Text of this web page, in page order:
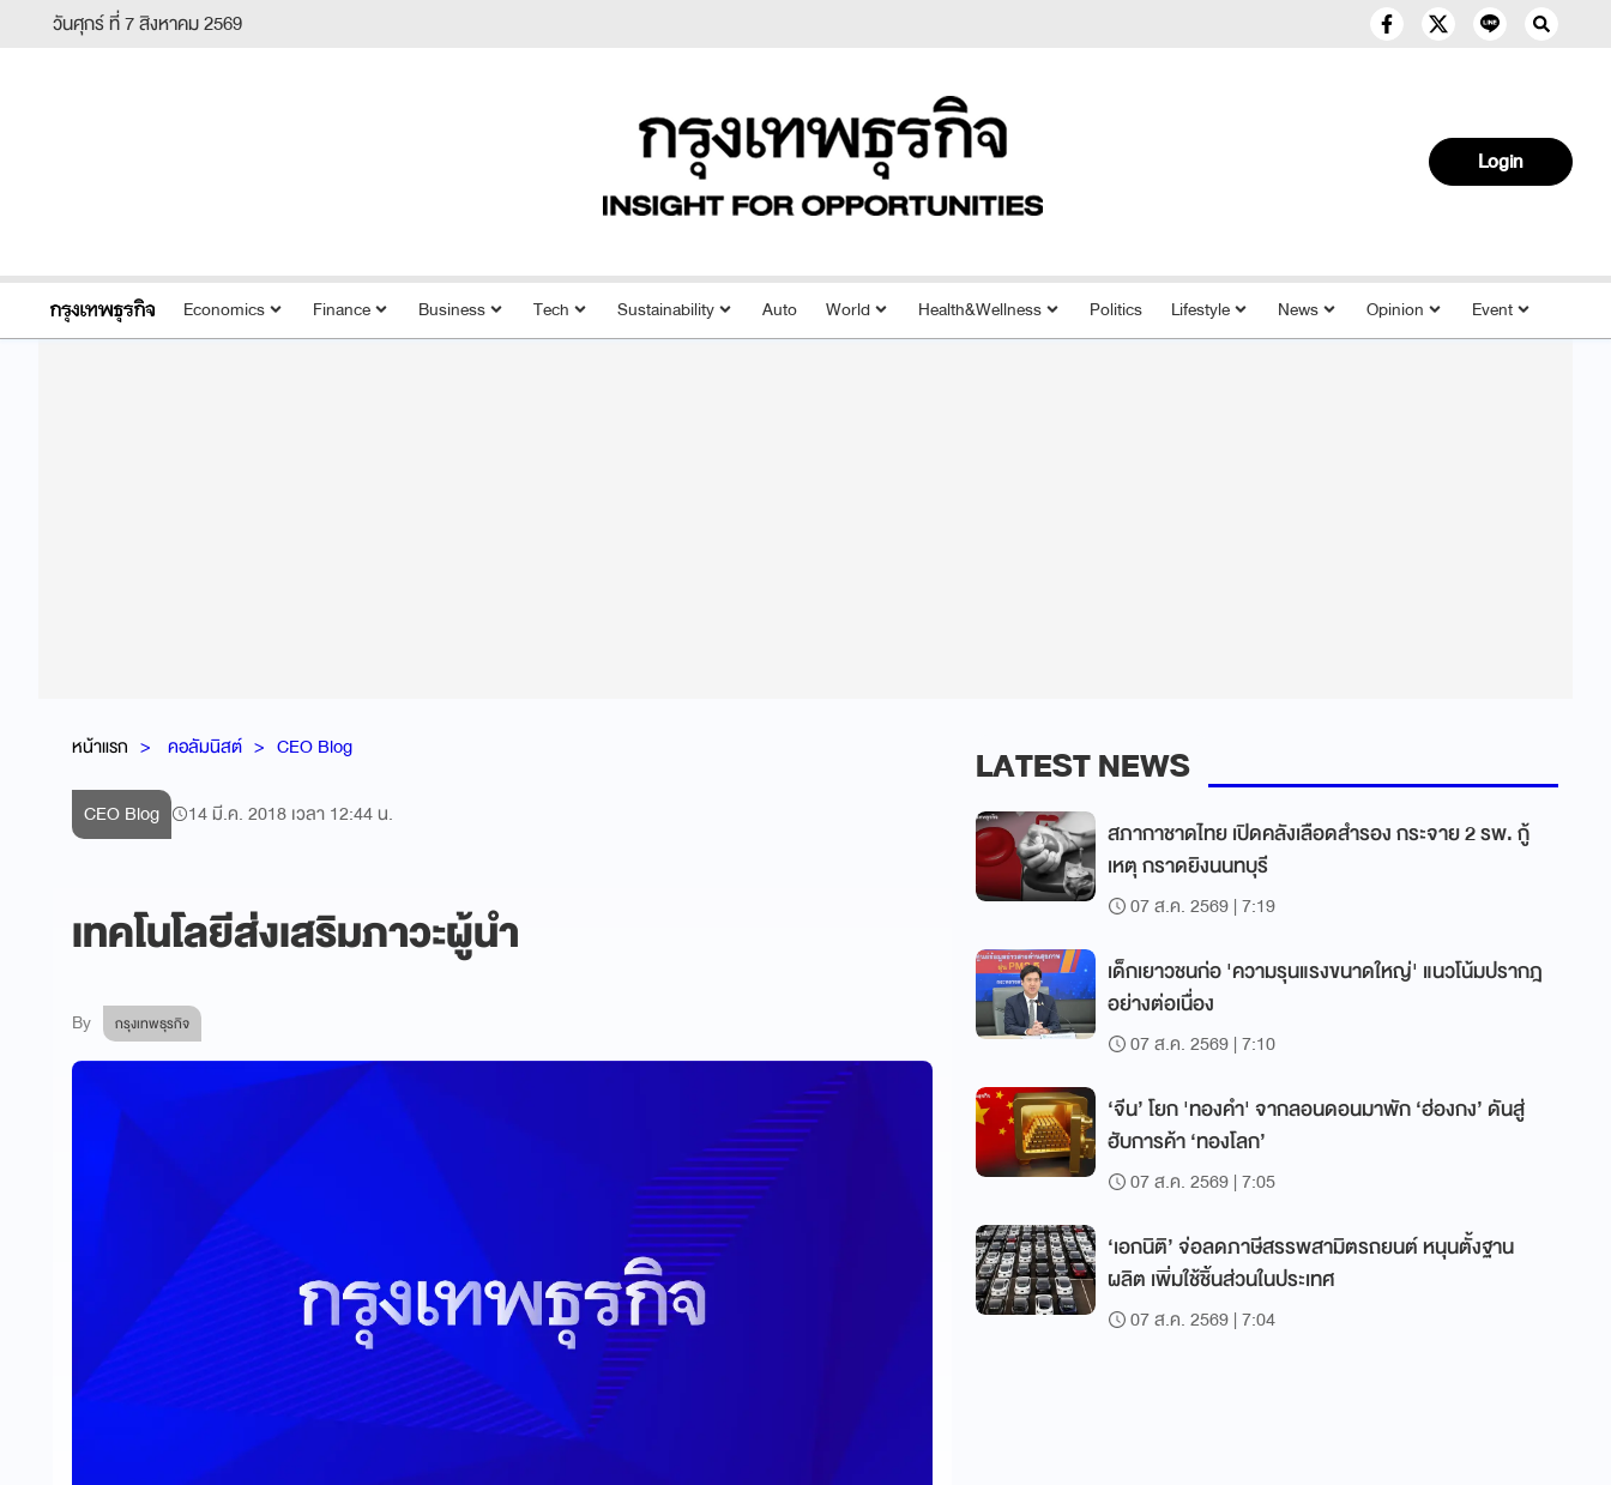
วันศุกร์ ที่ 7 สิงหาคม 2569
Login
Economics Finance Business Tech Sustainability Auto World Health&Wellness Politics Lifestyle News Opinion Event
หน้าแรก คอลัมนิสต์ CEO Blog
CEO Blog 14 มี.ค. 2018 เวลา 12:44 น.
เทคโนโลยีส่งเสริมภาวะผู้นำ
By กรุงเทพธุรกิจ
LATEST NEWS
สภากาชาดไทย เปิดคลังเลือดสำรอง กระจาย 2 รพ. กู้
เหตุ กราดยิงนนทบุรี
07 ส.ค. 2569 | 7:19
เด็กเยาวชนก่อ 'ความรุนแรงขนาดใหญ่' แนวโน้มปรากฎ
อย่างต่อเนื่อง
07 ส.ค. 2569 | 7:10
‘จีน’ โยก 'ทองคำ' จากลอนดอนมาพัก ‘ฮ่องกง’ ดันสู่
ฮับการค้า ‘ทองโลก’
07 ส.ค. 2569 | 7:05
‘เอกนิติ’ จ่อลดภาษีสรรพสามิตรถยนต์ หนุนตั้งฐาน
ผลิต เพิ่มใช้ชิ้นส่วนในประเทศ
07 ส.ค. 2569 | 7:04